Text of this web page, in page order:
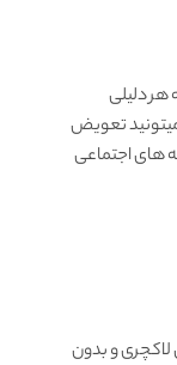
دلیلی
میتونید تعویض
های اجتماعی
و بدون